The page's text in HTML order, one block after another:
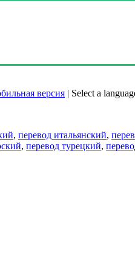
версия | Select a
, перевод итальянский,
, перевод турецкий,